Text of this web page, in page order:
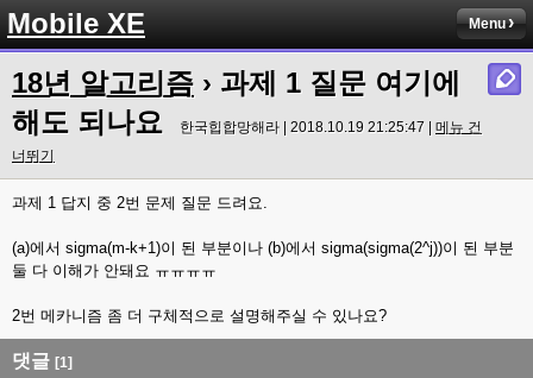
Mobile XE Menu
18년 알고리즘 › 과제 1 질문 여기에
해도 되나요
한국힙합망해라 | 2018.10.19 21:25:47 | 메뉴 건
너뛰기
과제 1 답지 중 2번 문제 질문 드려요.
(a)에서 sigma(m-k+1)이 된 부분이나 (b)에서 sigma(sigma(2^j))이 된 부분
둘 다 이해가 안돼요 ㅠㅠㅠㅠ
2번 메카니즘 좀 더 구체적으로 설명해주실 수 있나요?
댓글 [1]